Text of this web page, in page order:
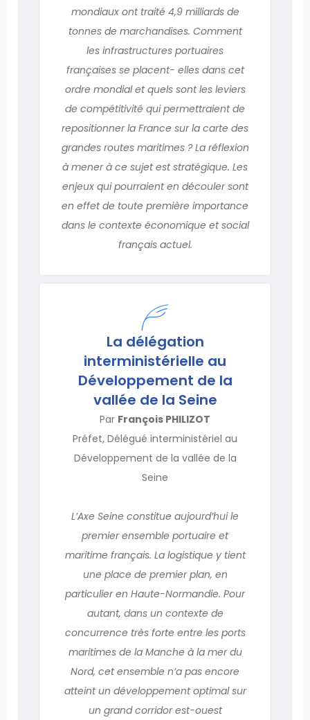
mondiaux ont traité 4,9 milliards de
tonnes de marchandises. Comment
les infrastructures portuaires
françaises se placent- elles dans cet
ordre mondial et quels sont les leviers
de compétitivité qui permettraient de
repositionner la France sur la carte des
grandes routes maritimes ? La réflexion
à mener à ce sujet est stratégique. Les
enjeux qui pourraient en découler sont
en effet de toute première importance
dans le contexte économique et social
français actuel.
La délégation
interministérielle au
Développement de la
vallée de la Seine
Par François PHILIZOT
Préfet, Délégué interministériel au
Développement de la vallée de la
Seine
L’Axe Seine constitue aujourd’hui le
premier ensemble portuaire et
maritime français. La logistique y tient
une place de premier plan, en
particulier en Haute-Normandie. Pour
autant, dans un contexte de
concurrence très forte entre les ports
maritimes de la Manche à la mer du
Nord, cet ensemble n’a pas encore
atteint un développement optimal sur
un grand corridor est-ouest